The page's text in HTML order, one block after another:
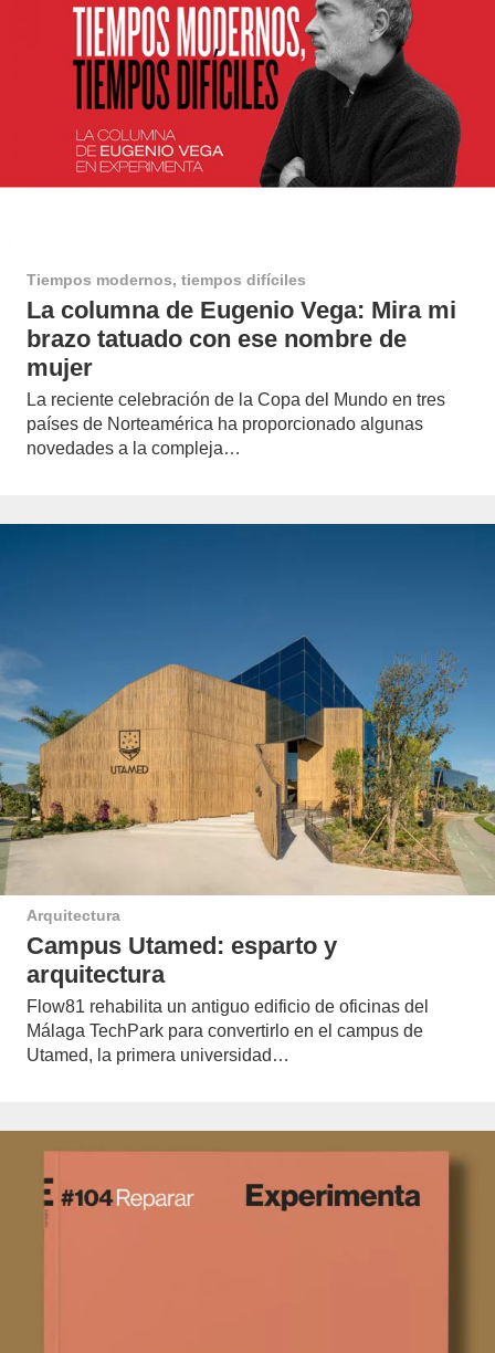
Tiempos modernos, tiempos difíciles
La columna de Eugenio Vega: Mira mi
brazo tatuado con ese nombre de
mujer
La reciente celebración de la Copa del Mundo en tres
países de Norteamérica ha proporcionado algunas
novedades a la compleja…
Arquitectura
Campus Utamed: esparto y
arquitectura
Flow81 rehabilita un antiguo edificio de oficinas del
Málaga TechPark para convertirlo en el campus de
Utamed, la primera universidad…